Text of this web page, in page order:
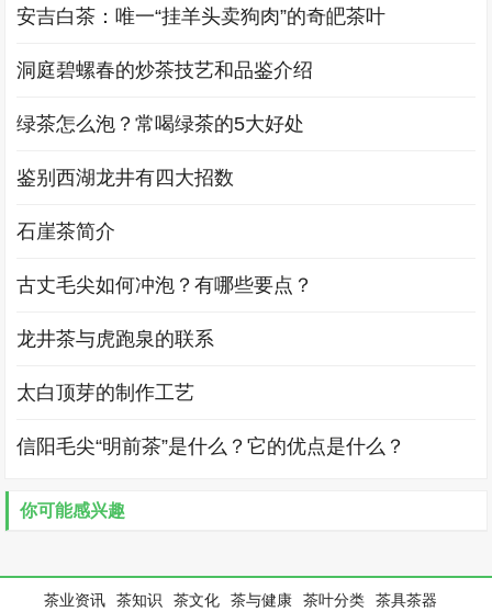
安吉白茶：唯一“挂羊头卖狗肉”的奇皅茶叶
洞庭碧螺春的炒茶技艺和品鉴介绍
绿茶怎么泡？常喝绿茶的5大好处
鉴别西湖龙井有四大招数
石崖茶简介
古丈毛尖如何冲泡？有哪些要点？
龙井茶与虎跑泉的联系
太白顶芽的制作工艺
信阳毛尖“明前茶”是什么？它的优点是什么？
你可能感兴趣
茶业资讯 茶知识 茶文化 茶与健康 茶叶分类 茶具茶器